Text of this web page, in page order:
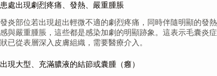
患處出現劇烈疼痛、發熱、嚴重腫脹
發炎部位若出現超出輕微不適的劇烈疼痛，同時伴隨明顯的發熱
感與嚴重腫脹，這些都是感染加劇的明顯跡象。這表示毛囊炎症
狀已從表層深入皮膚組織，需要醫療介入。
出現大型、充滿膿液的結節或囊腫（癰）